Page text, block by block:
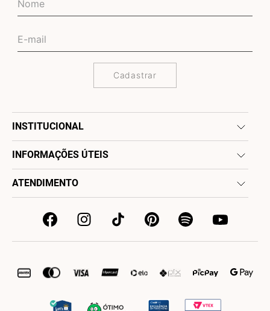
Cadastrar
INSTITUCIONAL
INFORMAÇÕES ÚTEIS
ATENDIMENTO